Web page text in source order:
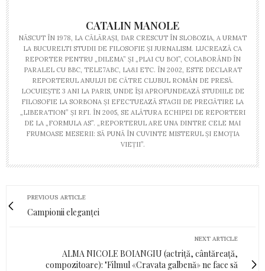
CATALIN MANOLE
NĂSCUT ÎN 1978, LA CĂLĂRAȘI, DAR CRESCUT ÎN SLOBOZIA, A URMAT
LA BUCURELTI STUDII DE FILOSOFIE ȘI JURNALISM. LUCREAZĂ CA
REPORTER PENTRU „DILEMA” ȘI „PLAI CU BOI”, COLABORÂND ÎN
PARALEL CU BBC, TELE7ABC, LA&I ETC. ÎN 2002, ESTE DECLARAT
REPORTERUL ANULUI DE CĂTRE CLUBUL ROMÂN DE PRESĂ.
LOCUIEȘTE 3 ANI LA PARIS, UNDE ÎȘI APROFUNDEAZĂ STUDIILE DE
FILOSOFIE LA SORBONA ȘI EFECTUEAZĂ STAGII DE PREGĂTIRE LA
„LIBERATION” ȘI RFI. ÎN 2005, SE ALĂTURA ECHIPEI DE REPORTERI
DE LA „FORMULA AS”. „REPORTERUL ARE UNA DINTRE CELE MAI
FRUMOASE MESERII: SĂ PUNĂ ÎN CUVINTE MISTERUL ȘI EMOȚIA
VIEȚII”.
PREVIOUS ARTICLE
Campionii eleganței
NEXT ARTICLE
ALMA NICOLE BOIANGIU (actriță, cântăreață,
compozitoare): "Filmul «Cravata galbenă» ne face să